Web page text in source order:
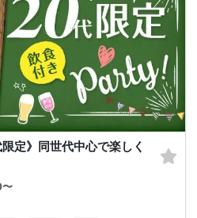
定》同世代中心で楽しく